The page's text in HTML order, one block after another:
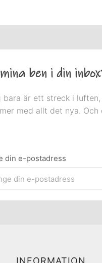
ben i din
bara är ett streck i
med allt det nya. Och
din e-postadress
INFORMATION